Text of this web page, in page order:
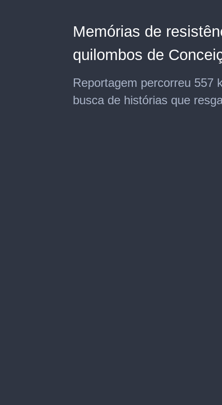
Memórias de
quilombos de
Reportagem percorreu 557
busca de histórias que